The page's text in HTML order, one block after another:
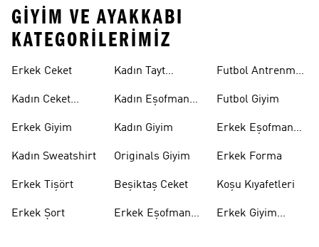
GIYIM VE AYAKKABI
KATEGORILERIMIZ
Erkek Ceket
Kadın Ceket
Erkek Giyim
Kadın Sweatshirt
Erkek Tişört
Erkek Şort
Kadın Tayt
Kadın Eşofman
Kadın Giyim
Originals Giyim
Beşiktaş Ceket
Erkek Eşofman
Futbol Antrenman
Futbol Giyim
Erkek Eşofman
Erkek Forma
Koşu Kıyafetleri
Erkek Giyim